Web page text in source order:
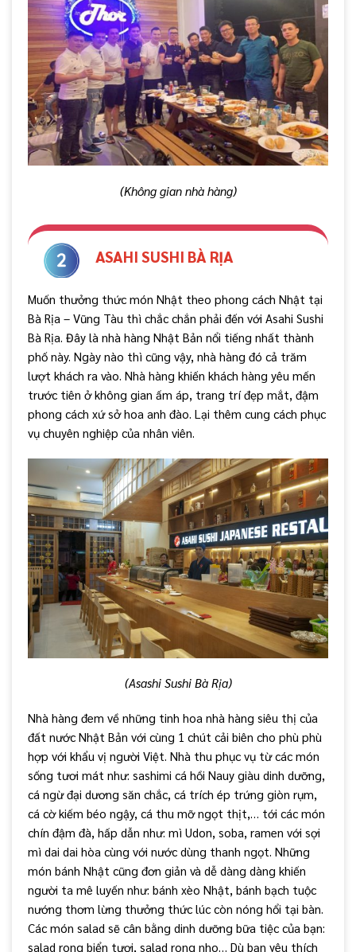
(Không gian nhà hàng)
ASAHI SUSHI BÀ RỊA
Muốn thưởng thức món Nhật theo phong cách Nhật tại
Bà Rịa – Vũng Tàu thì chắc chắn phải đến với Asahi Sushi
Bà Rịa. Đây là nhà hàng Nhật Bản nổi tiếng nhất thành
phố này. Ngày nào thì cũng vậy, nhà hàng đó cả trăm
lượt khách ra vào. Nhà hàng khiến khách hàng yêu mến
trước tiên ở không gian ấm áp, trang trí đẹp mắt, đậm
phong cách xứ sở hoa anh đào. Lại thêm cung cách phục
vụ chuyên nghiệp của nhân viên.
(Asashi Sushi Bà Rịa)
Nhà hàng đem về những tinh hoa nhà hàng siêu thị của
đất nước Nhật Bản với cùng 1 chút cải biên cho phù phù
hợp với khẩu vị người Việt. Nhà thu phục vụ từ các món
sống tươi mát như: sashimi cá hồi Nauy giàu dinh dưỡng,
cá ngừ đại dương săn chắc, cá trích ép trứng giòn rụm,
cá cờ kiếm béo ngậy, cá thu mỡ ngọt thịt,… tới các món
chín đậm đà, hấp dẫn như: mì Udon, soba, ramen với sợi
mì dai dai hòa cùng với nước dùng thanh ngọt. Những
món bánh Nhật cũng đơn giản và dễ dàng dàng khiến
người ta mê luyến như: bánh xèo Nhật, bánh bạch tuộc
nướng thơm lừng thưởng thức lúc còn nóng hổi tại bàn.
Các món salad sẽ cân bằng dinh dưỡng bữa tiệc của bạn:
salad rong biển tươi, salad rong nho… Dù bạn yêu thích